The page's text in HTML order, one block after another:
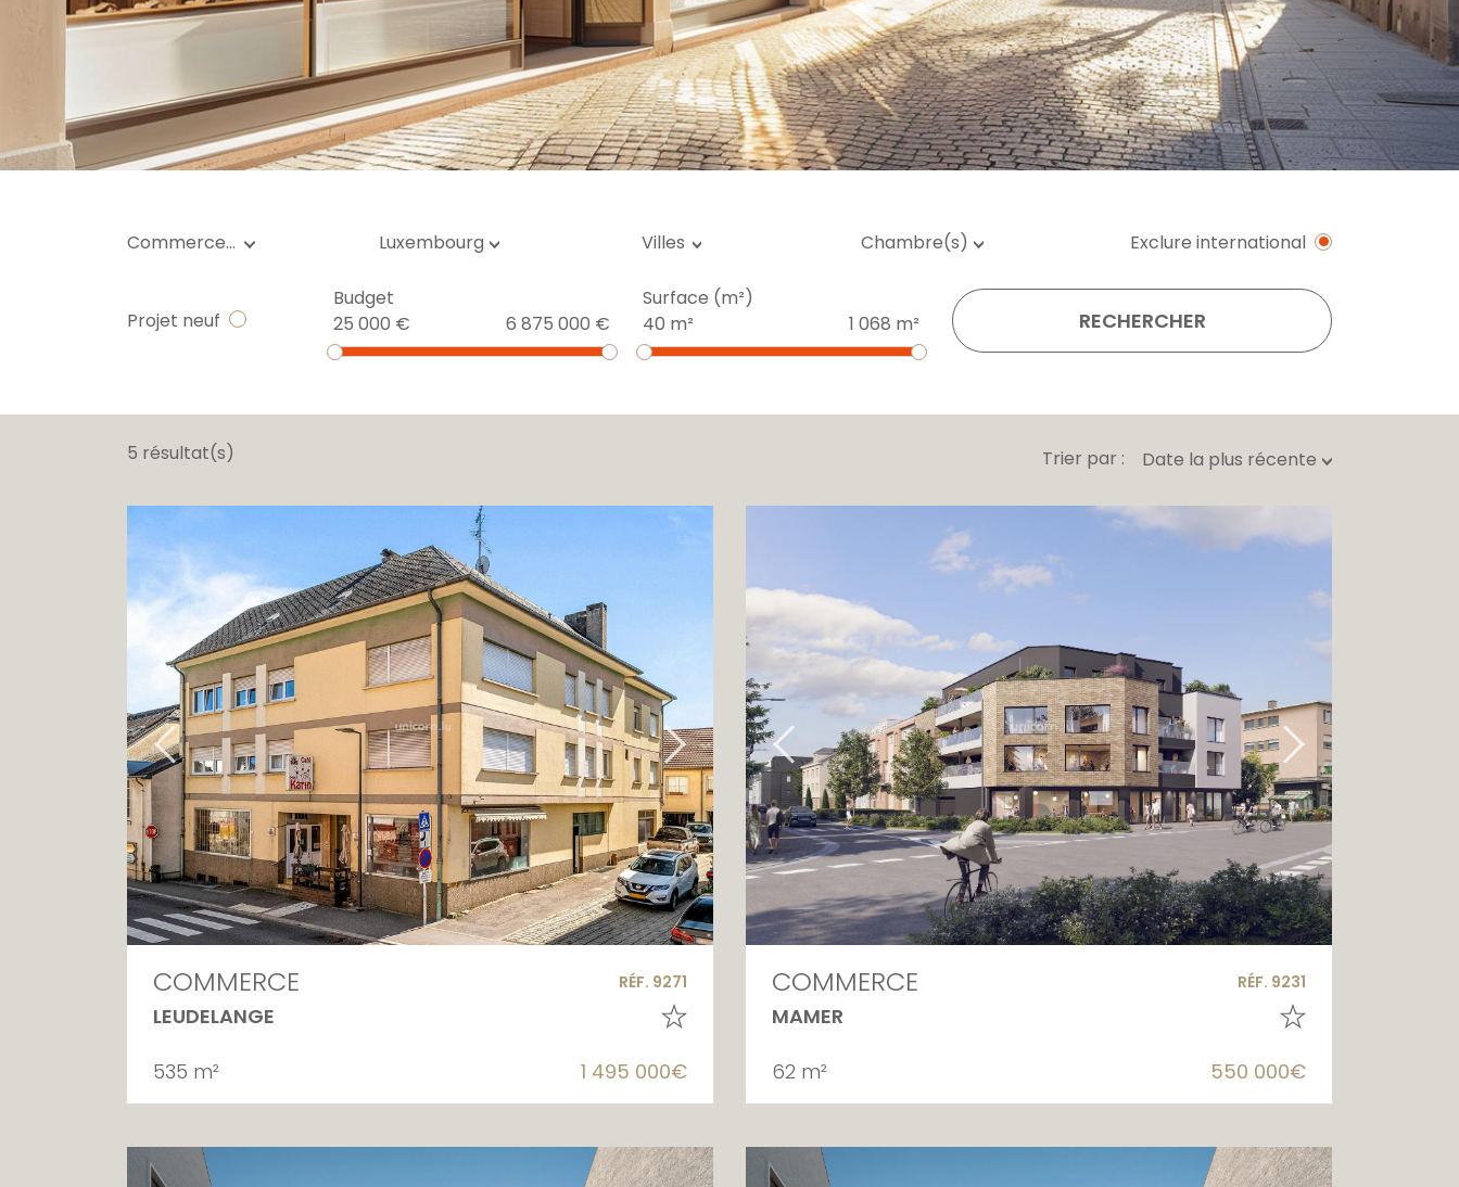
Commerce… Luxembourg Villes Chambre(s) Exclure international
Projet neuf
Budget
25 000 €
6 875 000 €
Surface (m²)
40 m²
1 068 m² RECHERCHER
5 résultat(s) Trier par : Date la plus récente
COMMERCE RÉF. 9271
LEUDELANGE
535 m² 1 495 000€
COMMERCE RÉF. 9231
MAMER
62 m² 550 000€